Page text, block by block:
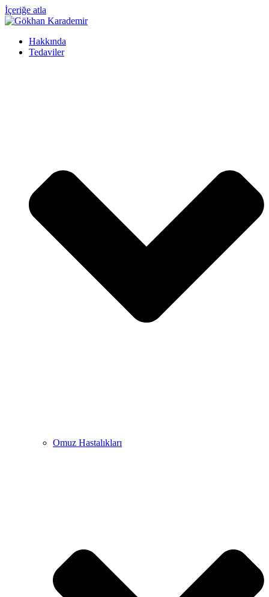
İçeriğe atla
Hakkında
Tedaviler
Omuz Hastalıkları